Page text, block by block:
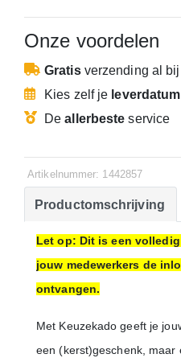
Onze voordelen
Gratisverzending al
Kies zelf je leverdatum
Deallerbeste service
Artikelnummer: 1442857
Productomschrijving
Let op: Dit is een
jouw medewerkers de
ontvangen.
Met Keuzekado geeft je
een (kerst)geschenk, maar